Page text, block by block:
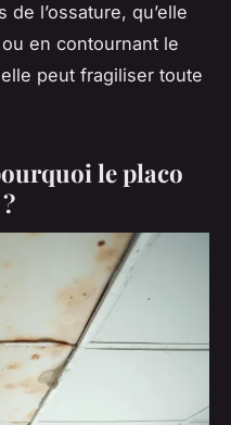
de l’ossature, qu’elle
en contournant le
peut fragiliser toute
le placo